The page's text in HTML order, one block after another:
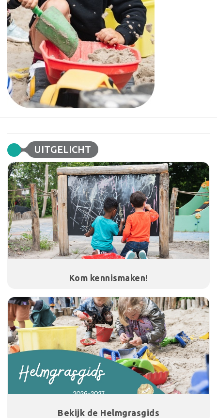
UITGELICHT
Kom kennismaken!
Bekijk de Helmgrasgids